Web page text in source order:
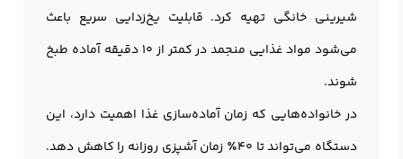
شیرینی خانگی تهیه کرد. قابلیت یخ‌زدایی سریع باعث
می‌شود مواد غذایی منجمد در کمتر از 10 دقیقه آماده طبخ
شوند.
در خانواده‌هایی که زمان آماده‌سازی غذا اهمیت دارد، این
دستگاه می‌تواند تا 40٪ زمان آشپزی روزانه را کاهش دهد.